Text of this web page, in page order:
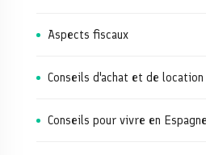
Aspects fiscaux
Conseils d'achat et de location
Conseils pour vivre en Espagne